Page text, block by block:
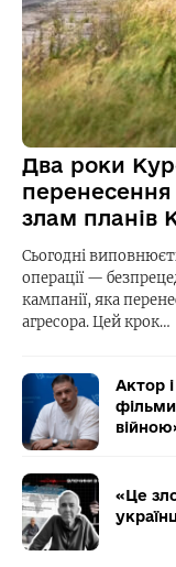
Два роки
злам планів
Сьогодні
операції —
кампанії, яка
агресора. Цей крок…
Актор
фільми
«Це